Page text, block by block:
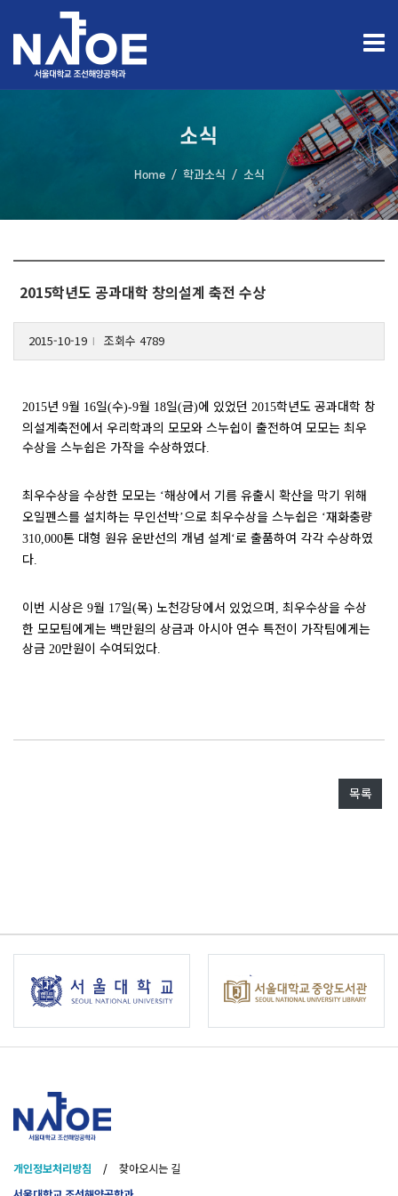
소식
Home 학과소식 소식
2015학년도 공과대학 창의설계 축전 수상
2015-10-19 조회수 4789
2015년 9월 16일(수)-9월 18일(금)에 있었던 2015학년도 공과대학 창
의설계축전에서 우리학과의 모모와 스누쉽이 출전하여 모모는 최우
수상을 스누쉽은 가작을 수상하였다.
최우수상을 수상한 모모는 ‘해상에서 기름 유출시 확산을 막기 위해
오일펜스를 설치하는 무인선박’으로 최우수상을 스누쉽은 ‘재화충량
310,000톤 대형 원유 운반선의 개념 설계‘로 출품하여 각각 수상하였
다.
이번 시상은 9월 17일(목) 노천강당에서 있었으며 , 최우수상을 수상
한 모모팀에게는 백만원의 상금과 아시아 연수 특전이 가작팀에게는
상금 20만원이 수여되었다.
목록
개인정보처리방침 /
찾아오시는 길